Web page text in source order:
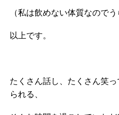
（私は飲めない体質なのでう
以上です。
たくさん話し、たくさん笑
られる、